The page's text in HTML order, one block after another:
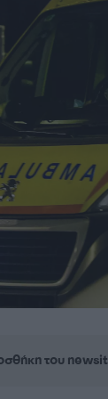
του